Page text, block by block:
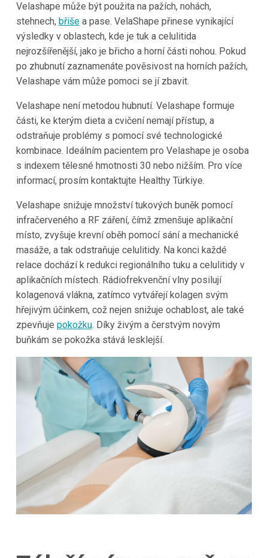
Velashape může být použita na pažích, nohách,
stehnech, břišea pase. VelaShape přinese vynikající
výsledky v oblastech, kde je tuk a celulitida
nejrozšířenější, jako je břicho a horní části nohou. Pokud
po zhubnutí zaznamenáte pověsivost na horních pažích,
Velashape vám může pomoci se jí zbavit.
Velashape není metodou hubnutí. Velashape formuje
části, ke kterým dieta a cvičení nemají přístup, a
odstraňuje problémy s pomocí své technologické
kombinace. Ideálním pacientem pro Velashape je osoba
s indexem tělesné hmotnosti 30 nebo nižším. Pro více
informací, prosím kontaktujte Healthy Türkiye.
Velashape snižuje množství tukových buněk pomocí
infračerveného a RF záření, čímž zmenšuje aplikační
místo, zvyšuje krevní oběh pomocí sání a mechanické
masáže, a tak odstraňuje celulitidy. Na konci každé
relace dochází k redukci regionálního tuku a celulitidy v
aplikačních místech. Rádiofrekvenční vlny posilují
kolagenová vlákna, zatímco vytvářejí kolagen svým
hřejivým účinkem, což nejen snižuje ochablost, ale také
zpevňuje pokožku. Díky živým a čerstvým novým
buňkám se pokožka stává lesklejší.